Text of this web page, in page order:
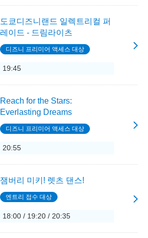
도쿄디즈니랜드 일렉트리컬 퍼
레이드 - 드림라이츠
디즈니 프리미어 액세스 대상
19:45
Reach for the Stars:
Everlasting Dreams
디즈니 프리미어 액세스 대상
20:55
잼버리 미키! 렛츠 댄스!
엔트리 접수 대상
18:00 / 19:20 / 20:35